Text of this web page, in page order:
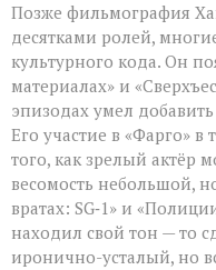
Позже фильмография
десятками ролей,
культурного кода. Он
материалах» и
эпизодах умел
Его участие в «Фарго» в
того, как зрелый актёр
весомость небольшой,
вратах: SG‑1» и
находил свой тон — то
иронично-усталый, но